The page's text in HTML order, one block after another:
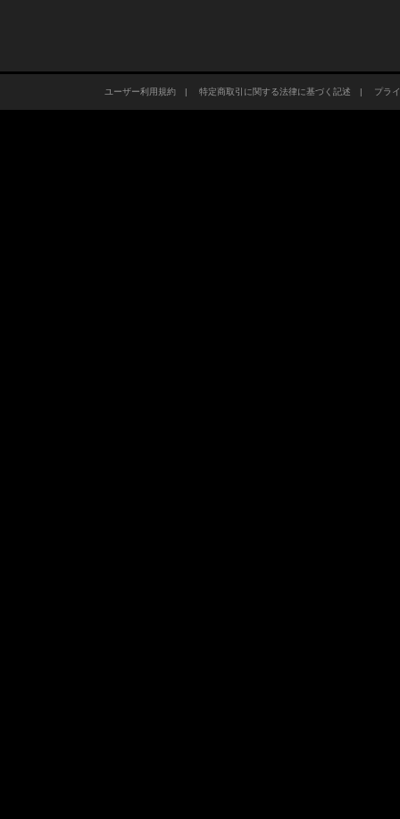
ユーザー利用規約| 特定商取引に関する法律に基づく記述 | プラ